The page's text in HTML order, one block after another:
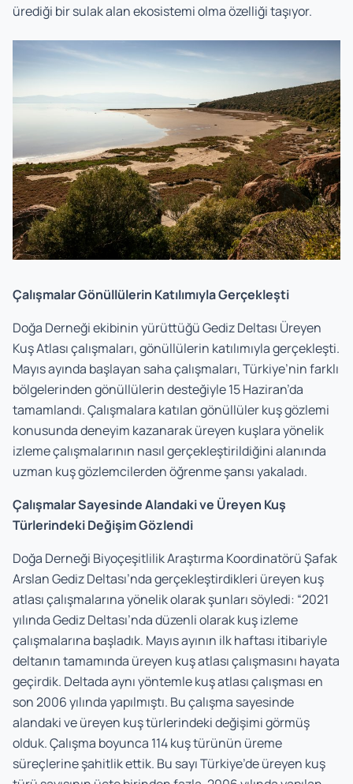
ürediği bir sulak alan ekosistemi olma özelliği taşıyor.
Çalışmalar Gönüllülerin Katılımıyla Gerçekleşti
Doğa Derneği ekibinin yürüttüğü Gediz Deltası Üreyen
Kuş Atlası çalışmaları, gönüllülerin katılımıyla gerçekleşti.
Mayıs ayında başlayan saha çalışmaları, Türkiye’nin farklı
bölgelerinden gönüllülerin desteğiyle 15 Haziran’da
tamamlandı. Çalışmalara katılan gönüllüler kuş gözlemi
konusunda deneyim kazanarak üreyen kuşlara yönelik
izleme çalışmalarının nasıl gerçekleştirildiğini alanında
uzman kuş gözlemcilerden öğrenme şansı yakaladı.
Çalışmalar Sayesinde Alandaki ve Üreyen Kuş
Türlerindeki Değişim Gözlendi
Doğa Derneği Biyoçeşitlilik Araştırma Koordinatörü Şafak
Arslan Gediz Deltası’nda gerçekleştirdikleri üreyen kuş
atlası çalışmalarına yönelik olarak şunları söyledi: “2021
yılında Gediz Deltası’nda düzenli olarak kuş izleme
çalışmalarına başladık. Mayıs ayının ilk haftası itibariyle
deltanın tamamında üreyen kuş atlası çalışmasını hayata
geçirdik. Deltada aynı yöntemle kuş atlası çalışması en
son 2006 yılında yapılmıştı. Bu çalışma sayesinde
alandaki ve üreyen kuş türlerindeki değişimi görmüş
olduk. Çalışma boyunca 114 kuş türünün üreme
süreçlerine şahitlik ettik. Bu sayı Türkiye’de üreyen kuş